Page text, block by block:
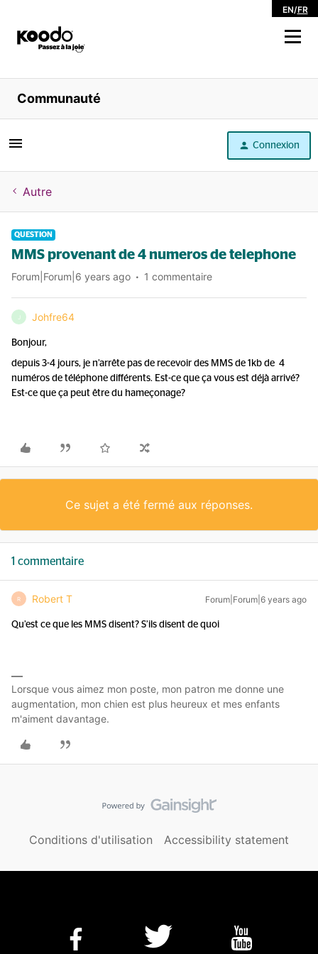
EN/FR
Magasiner
Libre service
Aide
Communauté
Connexion
Autre
QUESTION
MMS provenant de 4 numeros de telephone
Forum|Forum|6 years ago 1 commentaire
J Johfre64
Bonjour,
depuis 3-4 jours, je n’arrête pas de recevoir des MMS de 1kb de 4
numéros de téléphone différents. Est-ce que ça vous est déjà arrivé?
Est-ce que ça peut être du hameçonage?
Ce sujet a été fermé aux réponses.
1 commentaire
R Robert T Forum|Forum|6 years ago
Qu’est ce que les MMS disent? S’ils disent de quoi
Lorsque vous aimez mon poste, mon patron me donne une
augmentation, mon chien est plus heureux et mes enfants
m'aiment davantage.
Conditions d'utilisation Accessibility statement